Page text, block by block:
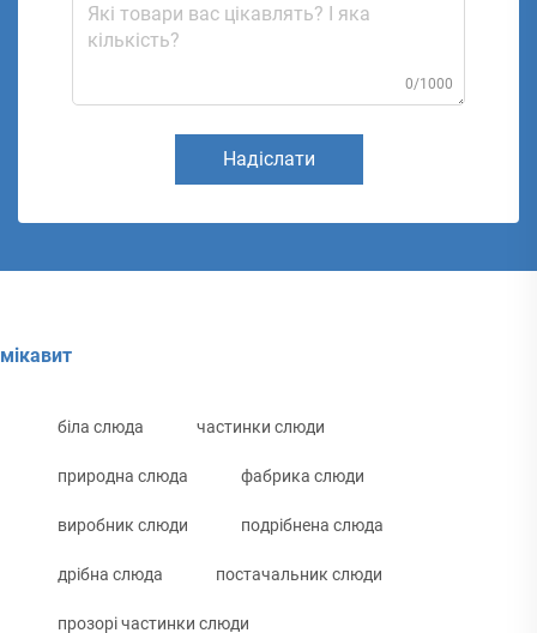
0/1000
Надіслати
мікавит
біла слюда частинки слюди
природна слюда фабрика слюди
виробник слюди подрібнена слюда
дрібна слюда постачальник слюди
прозорі частинки слюди